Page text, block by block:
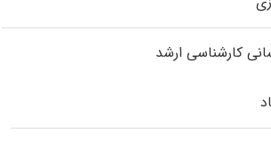
کارشناسی ارشد